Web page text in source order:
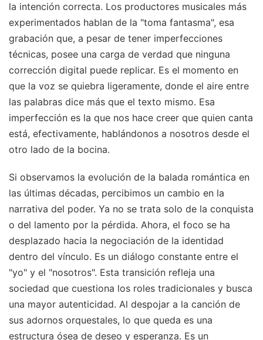
la intención correcta. Los productores musicales más
experimentados hablan de la "toma fantasma", esa
grabación que, a pesar de tener imperfecciones
técnicas, posee una carga de verdad que ninguna
corrección digital puede replicar. Es el momento en
que la voz se quiebra ligeramente, donde el aire entre
las palabras dice más que el texto mismo. Esa
imperfección es la que nos hace creer que quien canta
está, efectivamente, hablándonos a nosotros desde el
otro lado de la bocina.
Si observamos la evolución de la balada romántica en
las últimas décadas, percibimos un cambio en la
narrativa del poder. Ya no se trata solo de la conquista
o del lamento por la pérdida. Ahora, el foco se ha
desplazado hacia la negociación de la identidad
dentro del vínculo. Es un diálogo constante entre el
"yo" y el "nosotros". Esta transición refleja una
sociedad que cuestiona los roles tradicionales y busca
una mayor autenticidad. Al despojar a la canción de
sus adornos orquestales, lo que queda es una
estructura ósea de deseo y esperanza. Es un